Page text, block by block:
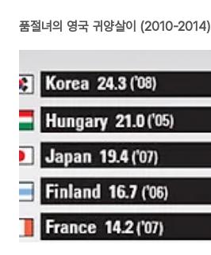
품절녀의 영국 귀양살이 (2010-2014)